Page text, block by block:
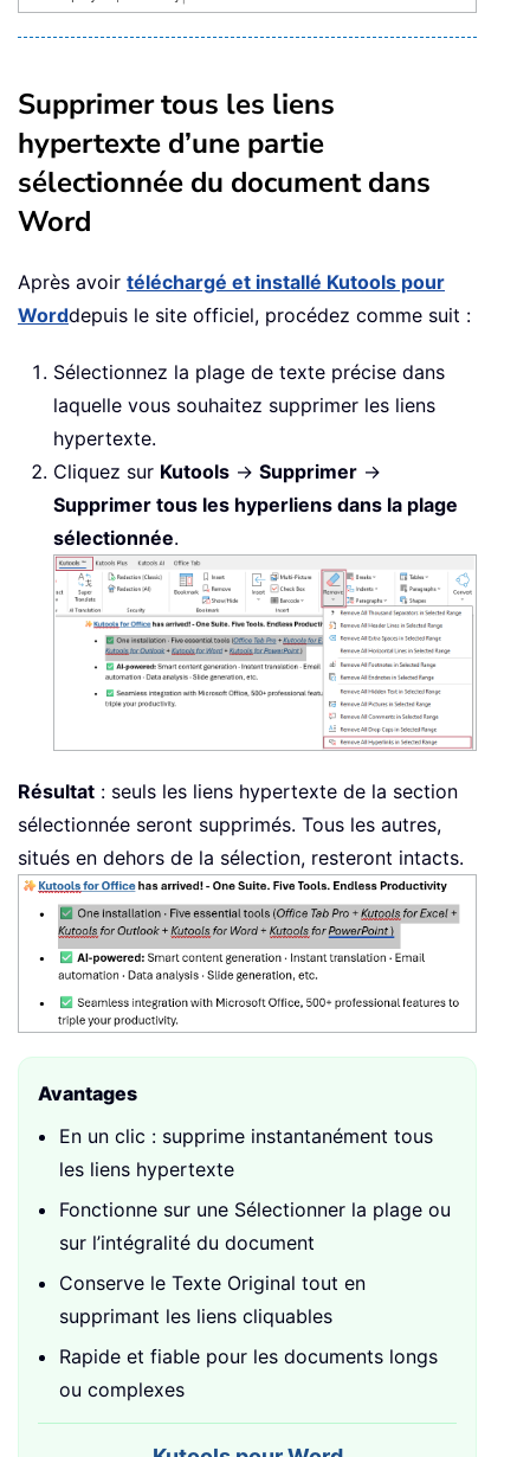
Supprimer tous les liens
hypertexte d’une partie
sélectionnée du document dans
Word
Après avoir téléchargé et installé Kutools pour
Worddepuis le site officiel, procédez comme suit :
Sélectionnez la plage de texte précise dans
laquelle vous souhaitez supprimer les liens
hypertexte.
Cliquez sur Kutools → Supprimer →
Supprimer tous les hyperliens dans la plage
sélectionnée.
Résultat : seuls les liens hypertexte de la section
sélectionnée seront supprimés. Tous les autres,
situés en dehors de la sélection, resteront intacts.
Avantages
En un clic : supprime instantanément tous
les liens hypertexte
Fonctionne sur une Sélectionner la plage ou
sur l’intégralité du document
Conserve le Texte Original tout en
supprimant les liens cliquables
Rapide et fiable pour les documents longs
ou complexes